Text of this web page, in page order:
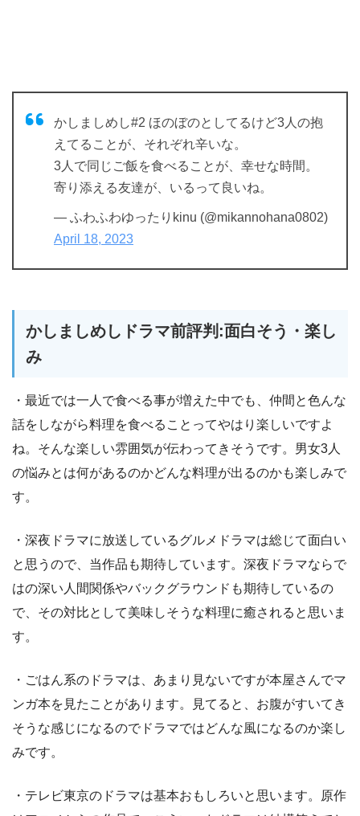
かしましめし#2 ほのぼのとしてるけど3人の抱
えてることが、それぞれ辛いな。
3人で同じご飯を食べることが、幸せな時間。
寄り添える友達が、いるって良いね。
— ふわふわゆったりkinu (@mikannohana0802)
April 18, 2023
かしましめしドラマ前評判:面白そう・楽し
み
・最近では一人で食べる事が増えた中でも、仲間と色んな
話をしながら料理を食べることってやはり楽しいですよ
ね。そんな楽しい雰囲気が伝わってきそうです。男女3人
の悩みとは何があるのかどんな料理が出るのかも楽しみで
す。
・深夜ドラマに放送しているグルメドラマは総じて面白い
と思うので、当作品も期待しています。深夜ドラマならで
はの深い人間関係やバックグラウンドも期待しているの
で、その対比として美味しそうな料理に癒されると思いま
す。
・ごはん系のドラマは、あまり見ないですが本屋さんでマ
ンガ本を見たことがあります。見てると、お腹がすいてき
そうな感じになるのでドラマではどんな風になるのか楽し
みです。
・テレビ東京のドラマは基本おもしろいと思います。原作